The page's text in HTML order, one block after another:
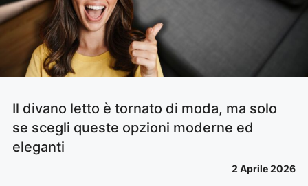
Il divano letto è tornato di moda, ma solo
se scegli queste opzioni moderne ed
eleganti
2 Aprile 2026